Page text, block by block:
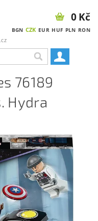
BGN CZK EUR HUF PLN RON
0 Kč
76189
Hydra